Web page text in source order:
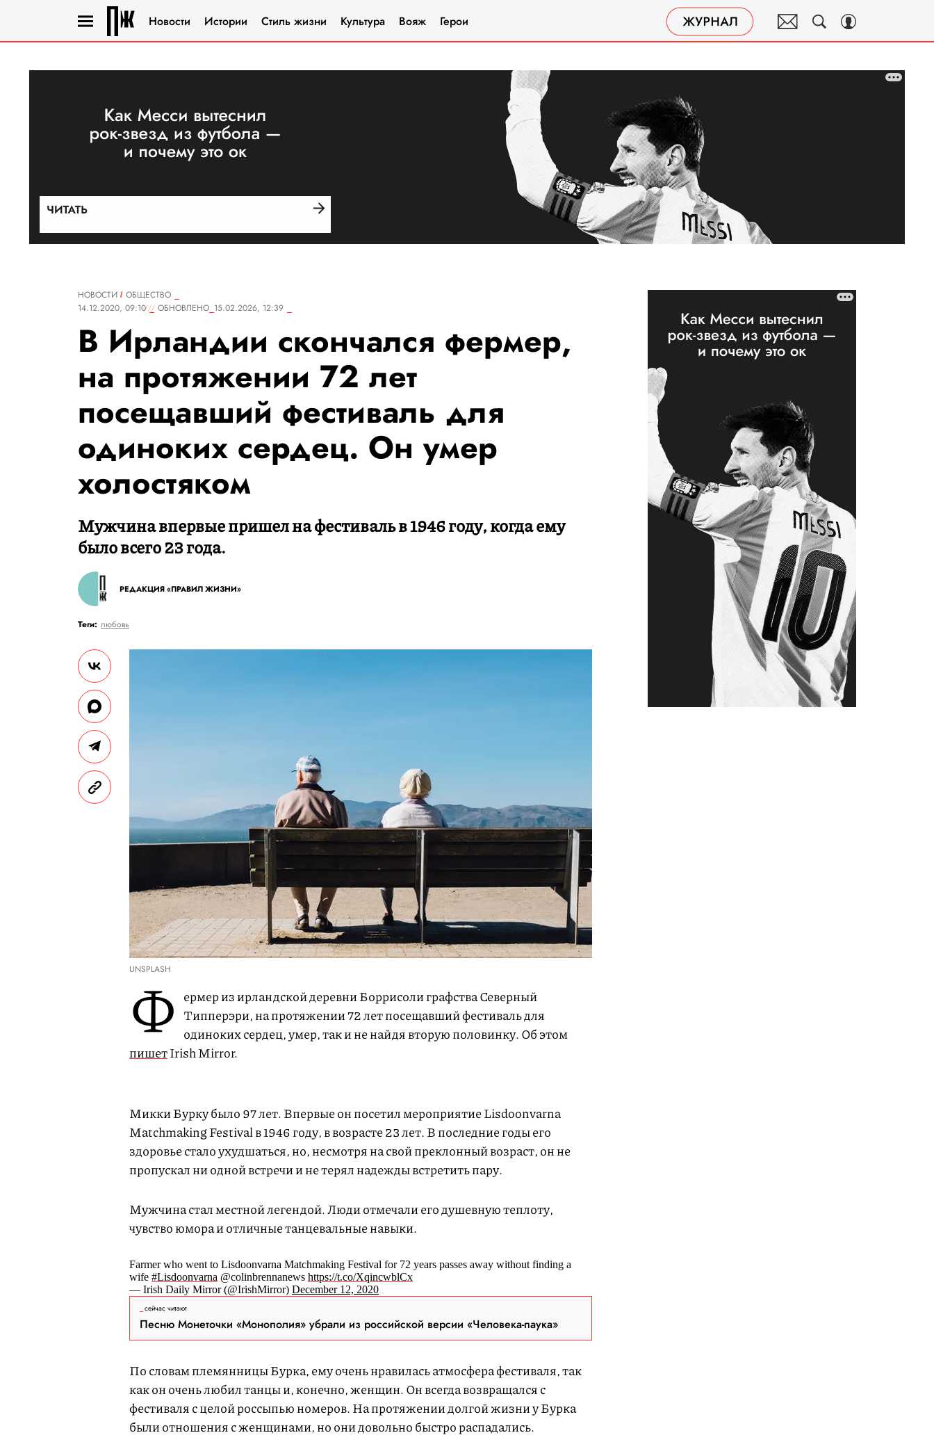
Новости Истории Стиль жизни Культура Вояж Герои
НОВОСТИ
ОБЩЕСТВО
14.12.2020, 09:10
ОБНОВЛЕНО 15.02.2026, 12:39
В Ирландии скончался фермер,
на протяжении 72 лет
посещавший фестиваль для
одиноких сердец. Он умер
холостяком
Мужчина впервые пришел на фестиваль в 1946 году, когда ему
было всего 23 года.
РЕДАКЦИЯ «ПРАВИЛ ЖИЗНИ»
Теги: любовь
UNSPLASH
Ф ермер из ирландской деревни Боррисоли графства Северный
Типперэри, на протяжении 72 лет посещавший фестиваль для
одиноких сердец, умер, так и не найдя вторую половинку. Об этом
пишетIrish Mirror.
Микки Бурку было 97 лет. Впервые он посетил мероприятие Lisdoonvarna
Matchmaking Festival в 1946 году, в возрасте 23 лет. В последние годы его
здоровье стало ухудшаться, но, несмотря на свой преклонный возраст, он не
пропускал ни одной встречи и не терял надежды встретить пару.
Мужчина стал местной легендой. Люди отмечали его душевную теплоту,
чувство юмора и отличные танцевальные навыки.
Farmer who went to Lisdoonvarna Matchmaking Festival for 72 years passes away without finding a
wife #Lisdoonvarna @colinbrennanews https://t.co/XqincwblCx
— Irish Daily Mirror (@IrishMirror) December 12, 2020
сейчас читают
Песню Монеточки «Монополия» убрали из российской версии «Человека-паука»
По словам племянницы Бурка, ему очень нравилась атмосфера фестиваля, так
как он очень любил танцы и, конечно, женщин. Он всегда возвращался с
фестиваля с целой россыпью номеров. На протяжении долгой жизни у Бурка
были отношения с женщинами, но они довольно быстро распадались.